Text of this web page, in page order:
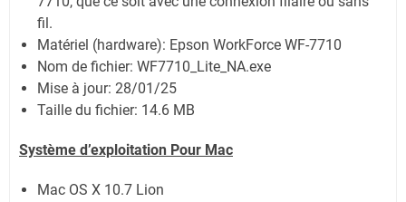
fil.
Matériel (hardware): Epson WorkForce WF-7710
Nom de fichier: WF7710_Lite_NA.exe
Mise à jour: 28/01/25
Taille du fichier: 14.6 MB
Système d’exploitation Pour Mac
Mac OS X 10.7 Lion